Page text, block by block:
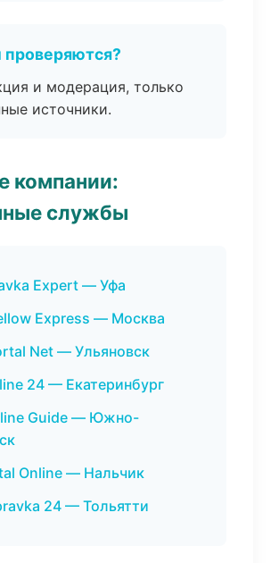
проверяются?
и модерация, только
источники.
компании:
службы
Expert — Уфа
Express — Москва
Net — Ульяновск
24 — Екатеринбург
Guide — Южно-
Online — Нальчик
24 — Тольятти